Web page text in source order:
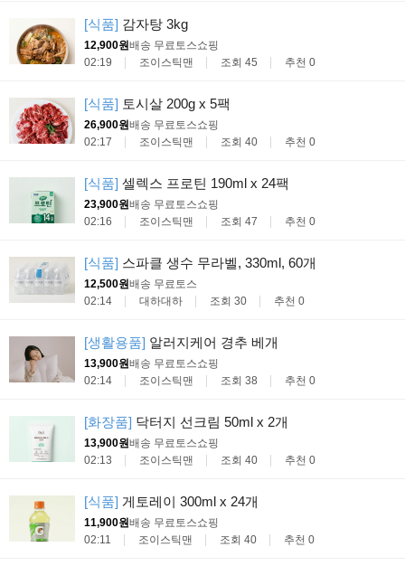
[식품] 감자탕 3kg
12,900원배송 무료 토스쇼핑
02:19
조이스틱맨 조회 45 추천 0
[식품] 토시살 200g x 5팩
26,900원배송 무료 토스쇼핑
02:17
조이스틱맨 조회 40 추천 0
[식품] 셀렉스 프로틴 190ml x 24팩
23,900원배송 무료 토스쇼핑
02:16
조이스틱맨 조회 47 추천 0
[식품] 스파클 생수 무라벨, 330ml, 60개
12,500원배송 무료 토스
02:14
대하대하 조회 30 추천 0
[생활용품] 알러지케어 경추 베개
13,900원배송 무료 토스쇼핑
02:14
조이스틱맨 조회 38 추천 0
[화장품] 닥터지 선크림 50ml x 2개
13,900원배송 무료 토스쇼핑
02:13
조이스틱맨 조회 40 추천 0
[식품] 게토레이 300ml x 24개
11,900원배송 무료 토스쇼핑
02:11
조이스틱맨 조회 40 추천 0